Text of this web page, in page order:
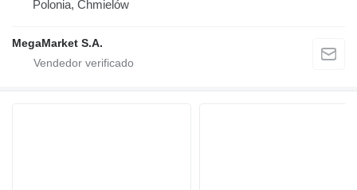
Polonia, Chmielów
MegaMarket S.A.